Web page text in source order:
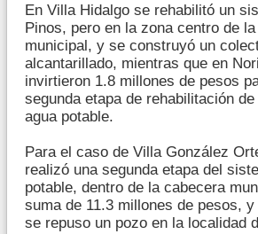
En Villa Hidalgo se rehabilitó un
Pinos, pero en la zona centro de
municipal, y se construyó un
alcantarillado, mientras que en
invirtieron 1.8 millones de pesos
segunda etapa de rehabilitación
agua potable.
Para el caso de Villa González
realizó una segunda etapa del
potable, dentro de la cabecera
suma de 11.3 millones de pesos,
se repuso un pozo en la localidad